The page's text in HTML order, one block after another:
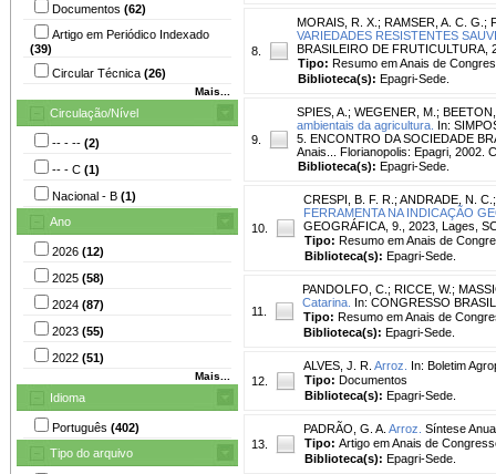
Documentos (62)
Artigo em Periódico Indexado
(39)
Circular Técnica (26)
Mais...
Circulação/Nível
-- - -- (2)
-- - C (1)
Nacional - B (1)
Ano
2026 (12)
2025 (58)
2024 (87)
2023 (55)
2022 (51)
Mais...
Idioma
Português (402)
Tipo do arquivo
8.
MORAIS, R. X. ; RAMSER, A. C. G. ;
VARIEDADES RESISTENTES
BRASILEIRO DE FRUTICULTURA,
Tipo: Resumo em Anais de
Biblioteca(s): Epagri-Sede.
9.
SPIES, A. ; WEGENER, M. ;
ambientais da agricultura. In:
5. ENCONTRO DA SOCIEDADE
Anais... Florianopolis: Epagri, 2002.
Biblioteca(s): Epagri-Sede.
10.
CRESPI, B. F. R. ; ANDRADE, N. C.
FERRAMENTA NA INDICAÇÃO
GEOGRÁFICA, 9., 2023, Lages,
Tipo: Resumo em Anais de
Biblioteca(s): Epagri-Sede.
11.
PANDOLFO, C. ; RICCE, W.;
Catarina. In: CONGRESSO
Tipo: Resumo em Anais de
Biblioteca(s): Epagri-Sede.
12.
ALVES, J. R. Arroz.
In: Boletim
Tipo: Documentos
Biblioteca(s): Epagri-Sede.
13.
PADRÃO, G. A. Arroz. Síntese
Tipo: Artigo em Anais de
Biblioteca(s): Epagri-Sede.